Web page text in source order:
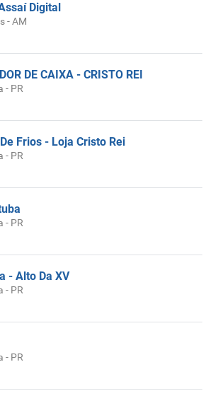
Digital
- AM
DE CAIXA - CRISTO REI
- PR
Frios - Loja Cristo Rei
- PR
- PR
- Alto Da XV
- PR
- PR